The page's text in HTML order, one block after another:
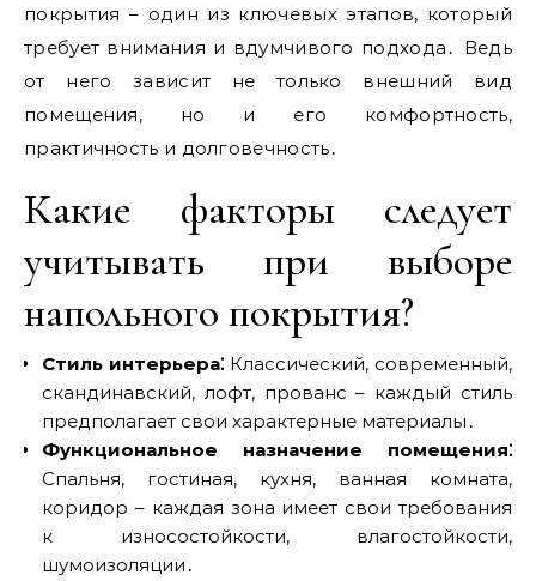
покрытия – один из ключевых этапов‚ который
требует внимания и вдумчивого подхода․ Ведь
от него зависит не только внешний вид
помещения‚ но и его комфортность‚
практичность и долговечность․
Какие факторы следует
учитывать при выборе
напольного покрытия?
Стиль интерьера⁚Классический‚ современный‚
скандинавский‚ лофт‚ прованс – каждый стиль
предполагает свои характерные материалы․
Функциональное назначение помещения⁚
Спальня‚ гостиная‚ кухня‚ ванная комната‚
коридор – каждая зона имеет свои требования
к износостойкости‚ влагостойкости‚
шумоизоляции․